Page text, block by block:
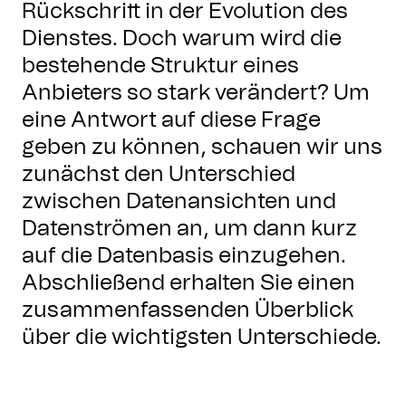
Rückschritt in der Evolution des
Dienstes. Doch warum wird die
bestehende Struktur eines
Anbieters so stark verändert? Um
eine Antwort auf diese Frage
geben zu können, schauen wir uns
zunächst den Unterschied
zwischen Datenansichten und
Datenströmen an, um dann kurz
auf die Datenbasis einzugehen.
Abschließend erhalten Sie einen
zusammenfassenden Überblick
über die wichtigsten Unterschiede.